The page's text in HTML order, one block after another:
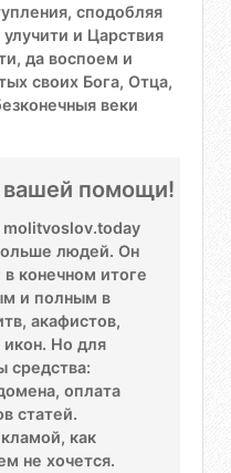
сподобляя
и Царствия
да воспоем и
своих Бога, Отца,
веки
вашей помощи!
людей. Он
в конечном итоге
и полным в
акафистов,
икон. Но для
средства:
оплата
статей.
как
не хочется.